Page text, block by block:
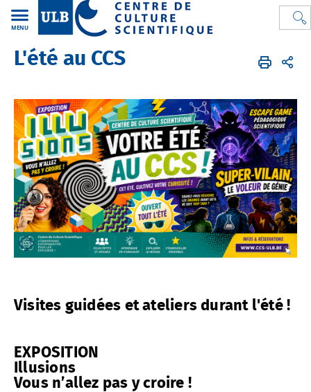
MENU
CCS FR Activités Expositions
L'été au CCS
Visites guidées et ateliers durant l'été !
EXPOSITION
Illusions
Vous n’allez pas y croire !